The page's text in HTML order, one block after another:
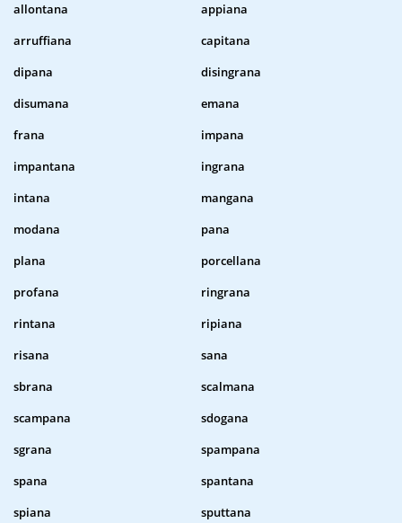
allontana
appiana
arruffiana
capitana
dipana
disingrana
disumana
emana
frana
impana
impantana
ingrana
intana
mangana
modana
pana
plana
porcellana
profana
ringrana
rintana
ripiana
risana
sana
sbrana
scalmana
scampana
sdogana
sgrana
spampana
spana
spantana
spiana
sputtana